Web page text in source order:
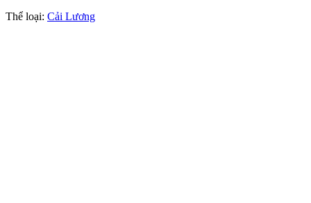
Thể loại: Cải Lương